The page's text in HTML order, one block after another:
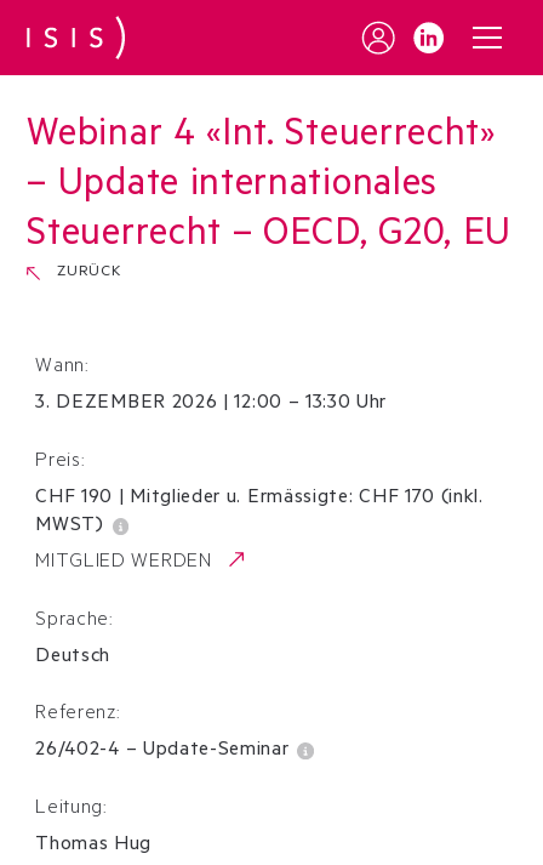
Webinar 4 «Int. Steuerrecht»
– Update internationales
Steuerrecht – OECD, G20, EU
ZURÜCK
Wann:
3. DEZEMBER 2026 |12:00 – 13:30 Uhr
Preis:
CHF 190
Mitglieder u. Ermässigte:CHF 170 (inkl.
MWST)
MITGLIED WERDEN
Sprache:
Deutsch
Referenz:
26/402-4 – Update-Seminar
Leitung:
Thomas Hug